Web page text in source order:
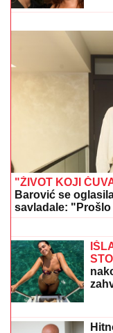
"ODUSTALI SMO
NEUSPEŠNIH
slavi 16 godina